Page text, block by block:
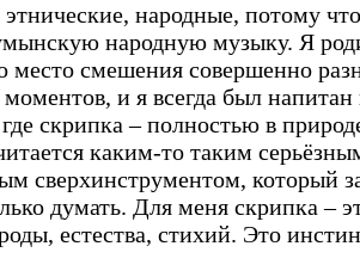
народные, потому
народную музыку. Я
место смешения совершенно
моментов, и я всегда был
скрипка – полностью в
каким-то таким
сверхинструментом, который
думать. Для меня скрипка –
естества, стихий. Это